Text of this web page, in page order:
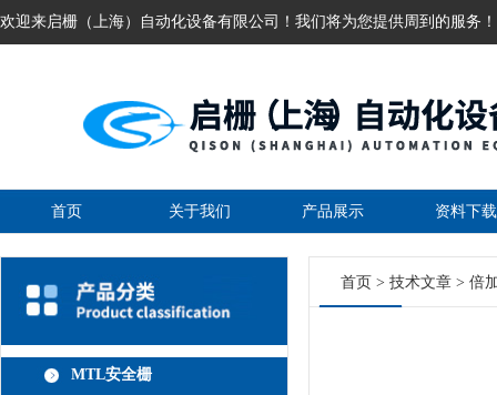
欢迎来启栅（上海）自动化设备有限公司！我们将为您提供周到的服务！
首页 关于我们 产品展示 资料下载
MTL安全栅
首页 > 技术文章 > 倍